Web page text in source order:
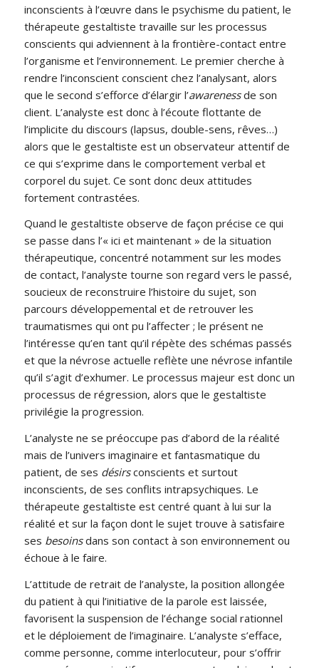
inconscients à l’œuvre dans le psychisme du patient, le
thérapeute gestaltiste travaille sur les processus
conscients qui adviennent à la frontière-contact entre
l’organisme et l’environnement. Le premier cherche à
rendre l’inconscient conscient chez l’analysant, alors
que le second s’efforce d’élargir l’awarenessde son
client. L’analyste est donc à l’écoute flottante de
l’implicite du discours (lapsus, double-sens, rêves…)
alors que le gestaltiste est un observateur attentif de
ce qui s’exprime dans le comportement verbal et
corporel du sujet. Ce sont donc deux attitudes
fortement contrastées.
Quand le gestaltiste observe de façon précise ce qui
se passe dans l’« ici et maintenant » de la situation
thérapeutique, concentré notamment sur les modes
de contact, l’analyste tourne son regard vers le passé,
soucieux de reconstruire l’histoire du sujet, son
parcours développemental et de retrouver les
traumatismes qui ont pu l’affecter ; le présent ne
l’intéresse qu’en tant qu’il répète des schémas passés
et que la névrose actuelle reflète une névrose infantile
qu’il s’agit d’exhumer. Le processus majeur est donc un
processus de régression, alors que le gestaltiste
privilégie la progression.
L’analyste ne se préoccupe pas d’abord de la réalité
mais de l’univers imaginaire et fantasmatique du
patient, de ses désirsconscients et surtout
inconscients, de ses conflits intrapsychiques. Le
thérapeute gestaltiste est centré quant à lui sur la
réalité et sur la façon dont le sujet trouve à satisfaire
ses besoinsdans son contact à son environnement ou
échoue à le faire.
L’attitude de retrait de l’analyste, la position allongée
du patient à qui l’initiative de la parole est laissée,
favorisent la suspension de l’échange social rationnel
et le déploiement de l’imaginaire. L’analyste s’efface,
comme personne, comme interlocuteur, pour s’offrir